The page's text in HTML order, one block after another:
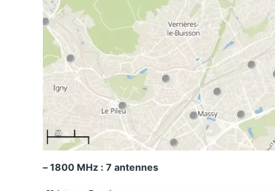
– 1800 MHz : 7 antennes